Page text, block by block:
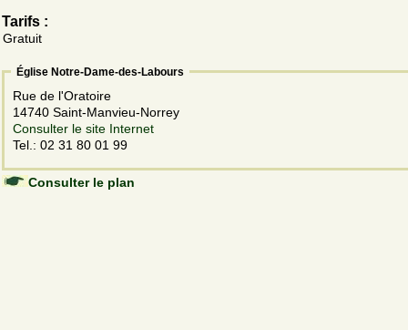
Tarifs :
Gratuit
Église Notre-Dame-des-Labours
Rue de l'Oratoire
14740 Saint-Manvieu-Norrey
Consulter le site Internet
Tel.: 02 31 80 01 99
Consulter le plan